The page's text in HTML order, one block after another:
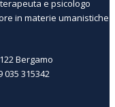
e psicologo
in materie umanistiche
Bergamo
035 315342